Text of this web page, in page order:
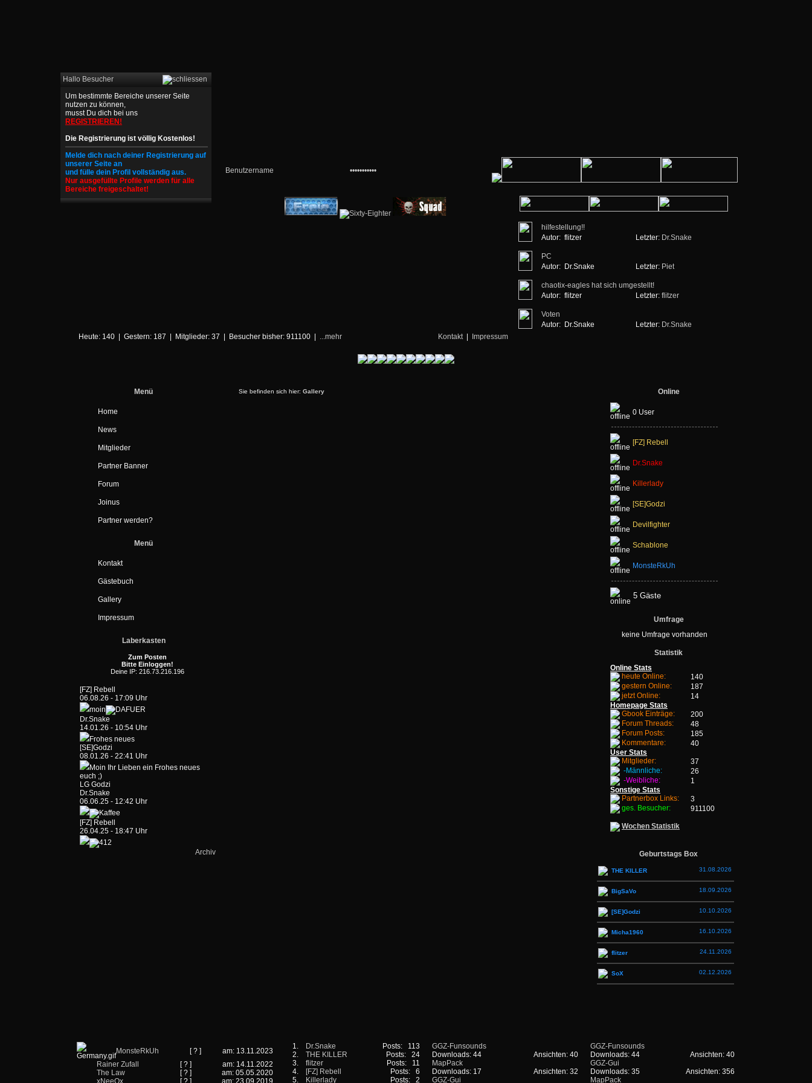
Hallo Besucher
Um bestimmte Bereiche unserer Seite
nutzen zu können,
musst Du dich bei uns
REGISTRIEREN!
Die Registrierung ist völlig Kostenlos!
Melde dich nach deiner Registrierung auf
unserer Seite an
und fülle dein Profil vollständig aus.
Nur ausgefüllte Profile werden für alle
Bereiche freigeschaltet!
Heute: 140 | Gestern: 187 | Mitglieder: 37 | Besucher bisher: 911100 | ...mehr Kontakt| Impressum
hilfestellung!!
Autor: flitzer Letzter: Dr.Snake
PC
Autor: Dr.Snake Letzter: Piet
chaotix-eagles hat sich umgestellt!
Autor: flitzer Letzter: flitzer
Voten
Autor: Dr.Snake Letzter: Dr.Snake
Menü
Home
News
Mitglieder
Partner Banner
Forum
Joinus
Partner werden?
Menü
Kontakt
Gästebuch
Gallery
Impressum
Laberkasten
Zum Posten
Bitte Einloggen!
Deine IP: 216.73.216.196
[FZ] Rebell
06.08.26 - 17:09 Uhr
moin
Dr.Snake
14.01.26 - 10:54 Uhr
Frohes neues
[SE]Godzi
08.01.26 - 22:41 Uhr
Moin Ihr Lieben ein Frohes neues
euch ;)
LG Godzi
Dr.Snake
06.06.25 - 12:42 Uhr
[FZ] Rebell
26.04.25 - 18:47 Uhr
Archiv
Sie befinden sich hier: Gallery Online
0 User
[FZ] Rebell
Dr.Snake
Killerlady
[SE]Godzi
Devilfighter
Schablone
MonsteRkUh
5 Gäste
Umfrage
keine Umfrage vorhanden
Statistik
Online Stats
heute Online:
140
gestern Online:
187
jetzt Online:
14
Homepage Stats
Gbook Einträge:
200
Forum Threads:
48
Forum Posts:
185
Kommentare:
40
User Stats
Mitglieder:
37
-Männliche:
26
-Weibliche:
1
Sonstige Stats
Partnerbox Links:
3
ges. Besucher:
911100
Wochen Statistik
Geburtstags Box
THE KILLER 31.08.2026
BigSaVo 18.09.2026
[SE]Godzi 10.10.2026
Micha1960 16.10.2026
flitzer 24.11.2026
SoX 02.12.2026
MonsteRkUh [ ? ]
am: 13.11.2023
Rainer Zufall
[ ? ]
am: 14.11.2022
The Law
[ ? ]
am: 05.05.2020
xNeeOx
[ ? ] am: 23.09.2019
1. Dr.Snake
Posts: 113
2.
THE KILLER
Posts: 24
3.
flitzer
Posts: 11
4.
[FZ] Rebell
Posts: 6
5.
Killerlady Posts: 2
GGZ-Funsounds
Downloads: 44
Ansichten: 40
MapPack
Downloads: 17
Ansichten: 32
GGZ-Gui
GGZ-Funsounds
Downloads: 44
Ansichten: 40
GGZ-Gui
Downloads: 35
Ansichten: 356
MapPack